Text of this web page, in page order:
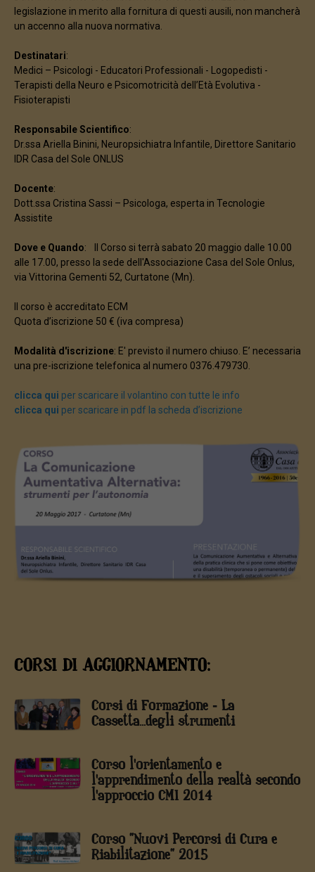
legislazione in merito alla fornitura di questi ausili, non mancherà
un accenno alla nuova normativa.
Destinatari:
Medici – Psicologi - Educatori Professionali - Logopedisti -
Terapisti della Neuro e Psicomotricità dell’Età Evolutiva -
Fisioterapisti
Responsabile Scientifico:
Dr.ssa Ariella Binini, Neuropsichiatra Infantile, Direttore Sanitario
IDR Casa del Sole ONLUS
Docente:
Dott.ssa Cristina Sassi – Psicologa, esperta in Tecnologie
Assistite
Dove e Quando: Il Corso si terrà sabato 20 maggio dalle 10.00
alle 17.00, presso la sede dell'Associazione Casa del Sole Onlus,
via Vittorina Gementi 52, Curtatone (Mn).
Il corso è accreditato ECM
Quota d’iscrizione 50 € (iva compresa)
Modalità d'iscrizione: E' previsto il numero chiuso. E’ necessaria
una pre-iscrizione telefonica al numero 0376.479730.
clicca qui per scaricare il volantino con tutte le info
clicca qui per scaricare in pdf la scheda d’iscrizione
CORSI DI AGGIORNAMENTO:
Corsi di Formazione - La
Cassetta...degli strumenti
Corso l'orientamento e
l'apprendimento della realtà secondo
l'approccio CMI 2014
Corso "Nuovi Percorsi di Cura e
Riabilitazione" 2015